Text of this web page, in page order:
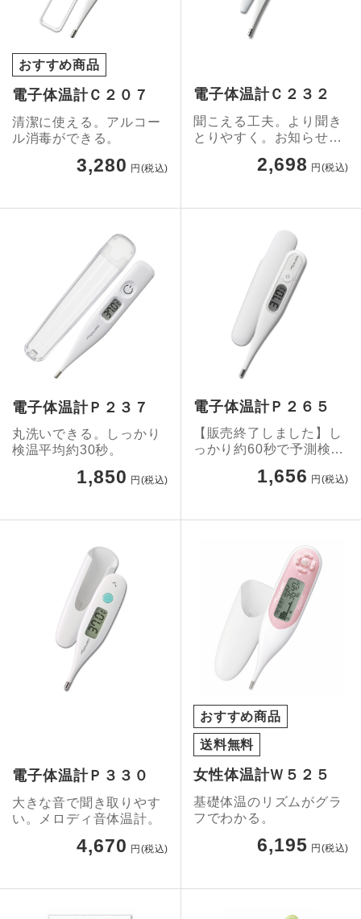
おすすめ商品
電子体温計Ｃ２０７
清潔に使える。アルコー
ル消毒ができる。
3,280 円(税込)
電子体温計Ｃ２３２
聞こえる工夫。より聞き
とりやすく。お知らせ音
2,698 円(税込)
電子体温計Ｐ２３７
丸洗いできる。しっかり
検温平均約30秒。
1,850 円(税込)
電子体温計Ｐ２６５
【販売終了しました】し
っかり約60秒で予測検
1,656 円(税込)
電子体温計Ｐ３３０
大きな音で聞き取りやす
い。メロディ音体温計。
4,670 円(税込)
おすすめ商品
送料無料
女性体温計Ｗ５２５
基礎体温のリズムがグラ
フでわかる。
6,195 円(税込)